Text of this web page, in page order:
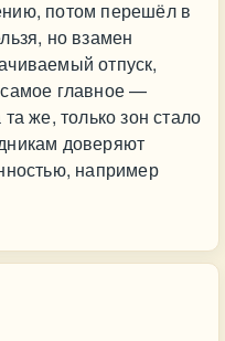
потом перешёл в
но взамен
отпуск,
главное —
же, только зон стало
доверяют
например